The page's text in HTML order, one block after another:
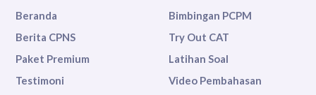
Beranda
Berita CPNS
Paket Premium
Testimoni
Bimbingan PCPM
Try Out CAT
Latihan Soal
Video Pembahasan